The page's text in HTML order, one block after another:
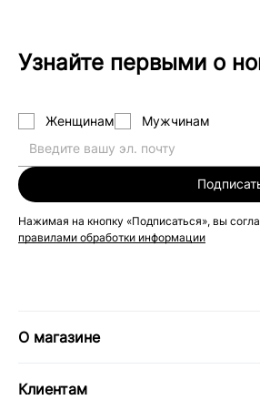
Узнайте первыми о
Женщинам Мужчинам
Нажимая на кнопку «Подписаться», вы
правилами обработки информации
О магазине
Клиентам